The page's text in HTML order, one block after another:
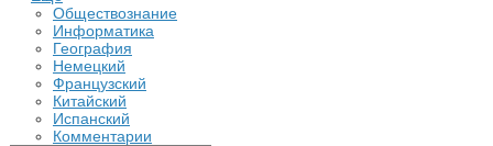
Обществознание
Информатика
География
Немецкий
Французский
Китайский
Испанский
Комментарии